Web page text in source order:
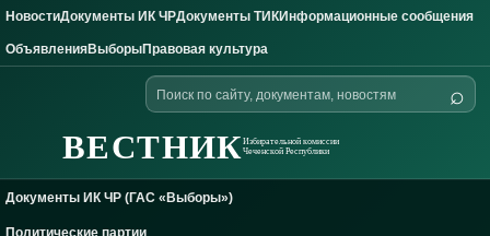
Skip to content
НовостиДокументы ИК ЧРДокументы ТИКИнформационные сообщения
ОбъявленияВыборыПравовая культура
ВЕСТНИКИзбирательной комиссии
Чеченской Республики
Поиск
по
⌕
Документы ИК ЧР (ГАС «Выборы»)
Политические партии